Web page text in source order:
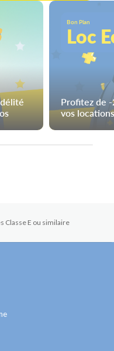
Bon Plan
Loc
Profitez de
vos
Classe E ou similaire